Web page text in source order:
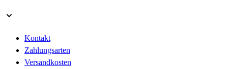
Kontakt
Zahlungsarten
Versandkosten